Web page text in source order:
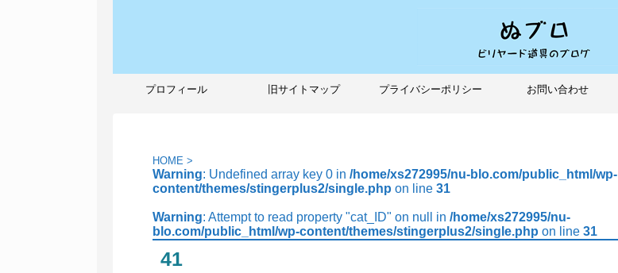
プロフィール 旧サイトマップ プライバシーポリシー お問い合わせ
HOME >
Warning: Undefined array key 0 in /home/xs272995/nu-blo.com/public_html/wp-
content/themes/stingerplus2/single.php on line 31
Warning: Attempt to read property "cat_ID" on null in /home/xs272995/nu-
blo.com/public_html/wp-content/themes/stingerplus2/single.php on line 31
41